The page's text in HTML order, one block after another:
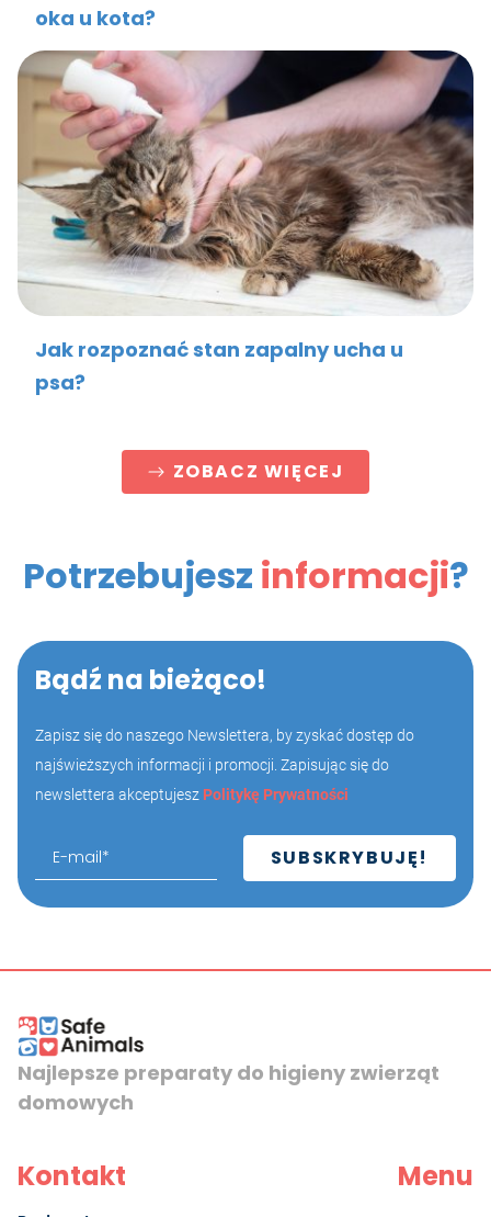
oka u kota?
Jak rozpoznać stan zapalny ucha u
psa?
ZOBACZ WIĘCEJ
Potrzebujesz informacji?
Bądź na bieżąco!
Zapisz się do naszego Newslettera, by zyskać dostęp do
najświeższych informacji i promocji. Zapisując się do
newslettera akceptujesz Politykę Prywatności
Najlepsze preparaty do higieny zwierząt
domowych
Kontakt Menu